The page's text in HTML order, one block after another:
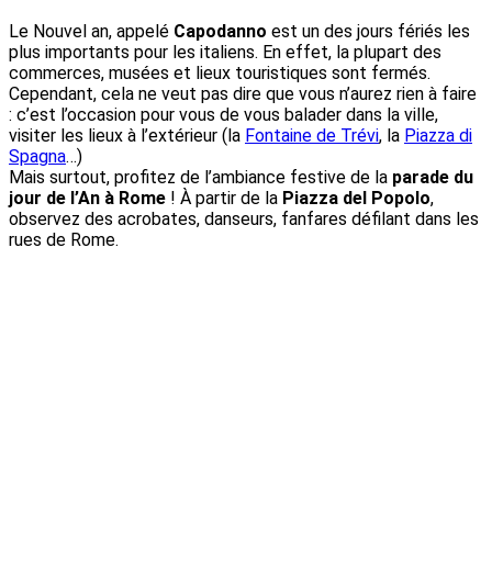
Le Nouvel an, appelé Capodanno est un des jours fériés les
plus importants pour les italiens. En effet, la plupart des
commerces, musées et lieux touristiques sont fermés.
Cependant, cela ne veut pas dire que vous n’aurez rien à faire
: c’est l’occasion pour vous de vous balader dans la ville,
visiter les lieux à l’extérieur (la Fontaine de Trévi, la Piazza di
Spagna…)
Mais surtout, profitez de l’ambiance festive de la parade du
jour de l’An à Rome ! À partir de la Piazza del Popolo,
observez des acrobates, danseurs, fanfares défilant dans les
rues de Rome.